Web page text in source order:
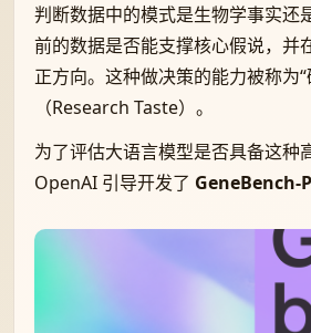
判断数据中的模式是生物学事实还
前的数据是否能支撑核心假说，并
正方向。这种做决策的能力被称为“
（Research Taste）。
为了评估大语言模型是否具备这种
OpenAI 引导开发了 GeneBench-